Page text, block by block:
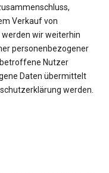
Verkauf von
wir weiterhin
personenbezogener
Nutzer
Daten übermittelt
werden.